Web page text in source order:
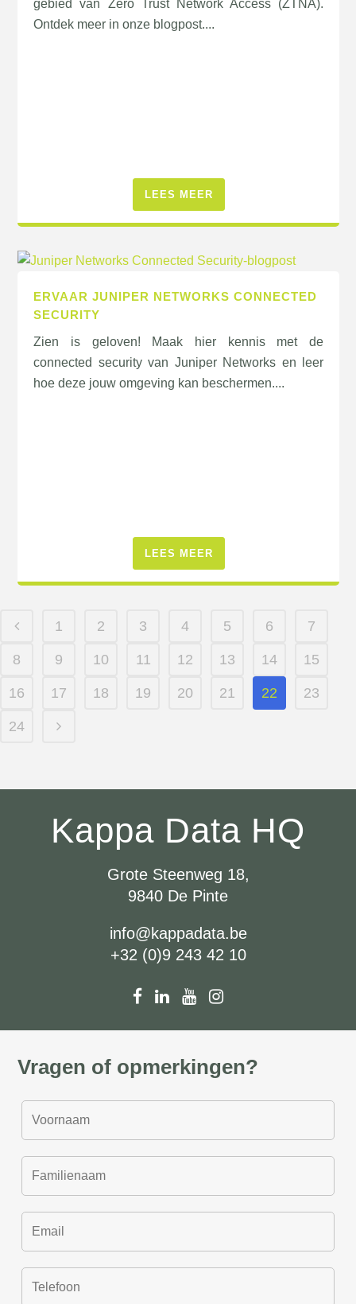
gebied van Zero Trust Network Access (ZTNA).
Ontdek meer in onze blogpost....
LEES MEER
ERVAAR JUNIPER NETWORKS CONNECTED
SECURITY
Zien is geloven! Maak hier kennis met de
connected security van Juniper Networks en leer
hoe deze jouw omgeving kan beschermen....
LEES MEER
1 2 3 4 5 6 7
8 9 10 11 12 13 14 15
16 17 18 19 20 21 22 23
24
Kappa Data HQ
Grote Steenweg 18,
9840 De Pinte
info@kappadata.be
+32 (0)9 243 42 10
Vragen of opmerkingen?